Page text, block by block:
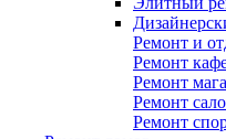
Ремонт и
Ремонт
Ремонт
Ремонт
Ремонт